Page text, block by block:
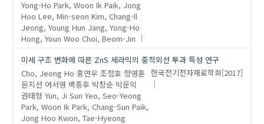
Yong-Ho Park, Woon Ik Paik, Jong
Hoo Lee, Min-seon Kim, Chang-Il
Jeong, Young Hun Jang, Yong-Ho
Hong, Youn Woo Choi, Beom-Jin
미세 구조 변화에 따른 ZnS 세라믹의 중적외선 투과 특성 연구
Cho, Jeong Ho 홍연우 조정호 정영훈
윤지선 여서영 백종후 박창순 박운익
권태형 Yun, Ji Sun Yeo, Seo-Yeong
Park, Woon Ik Park, Chang-Sun Paik,
Jong Hoo Kwon, Tae-Hyeong
한국전기전자재료학회[2017]